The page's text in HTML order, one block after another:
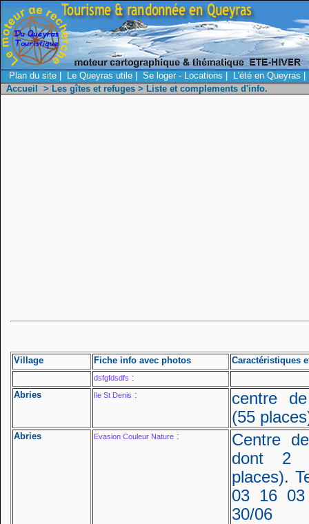
Plan du site Le Queyras utile Se loger - Locations L'été en Queyras
Accueil
> Les gîtes et refuges > Liste et complements d'info.
Village Fiche info avec photos Caractéristiques
dsfgfdsdfs :
Abries
Ile St Denis :
centre
(55
Abries Evasion Couleur Nature :
Centre
dont 2
places).
03 16
30/06